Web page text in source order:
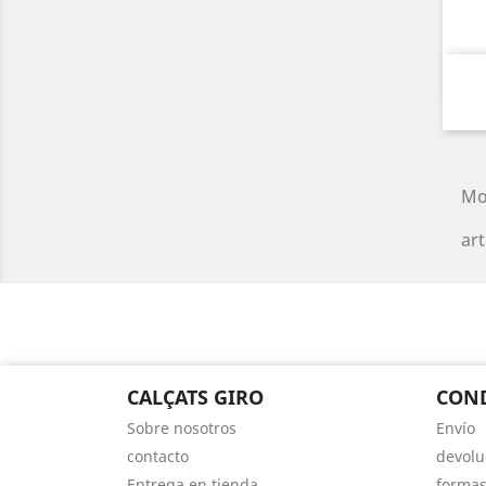
CALÇATS GIRO
Sobre nosotros
contacto
Envío